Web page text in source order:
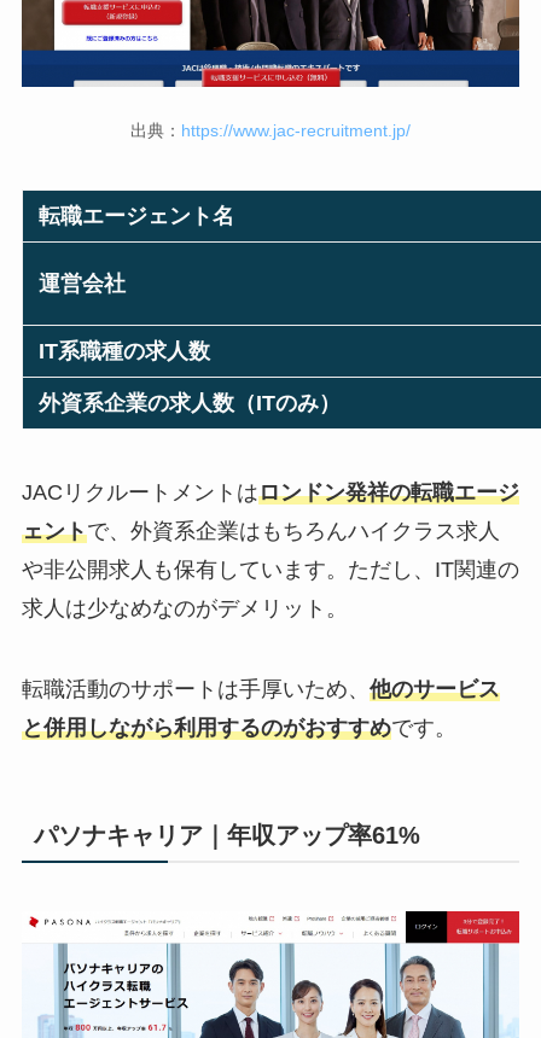
出典： https://www.jac-recruitment.jp/
転職エージェント名
運営会社
IT系職種の求人数
外資系企業の求人数（ITのみ）
JACリクルートメントはロンドン発祥の転職エージ
ェントで、外資系企業はもちろんハイクラス求人
や非公開求人も保有しています。ただし、IT関連の
求人は少なめなのがデメリット。
転職活動のサポートは手厚いため、 他のサービス
と併用しながら利用するのがおすすめです。
パソナキャリア｜年収アップ率61%